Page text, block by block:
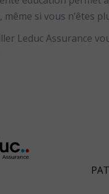
même si vous n’êtes
Leduc Assurance